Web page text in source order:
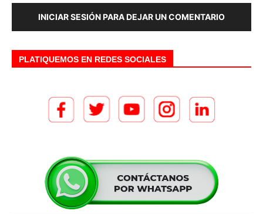
INICIAR SESIÓN PARA DEJAR UN COMENTARIO
PLATIQUEMOS EN REDES SOCIALES